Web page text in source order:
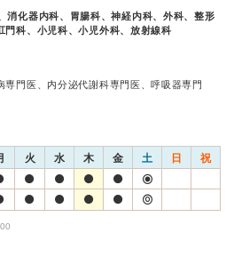
消化器内科、胃腸科、神経内科、外科、整形
門科、小児科、小児外科、放射線科
専門医、内分泌代謝科専門医、呼吸器専門
火 水 木 金 土 日 祝